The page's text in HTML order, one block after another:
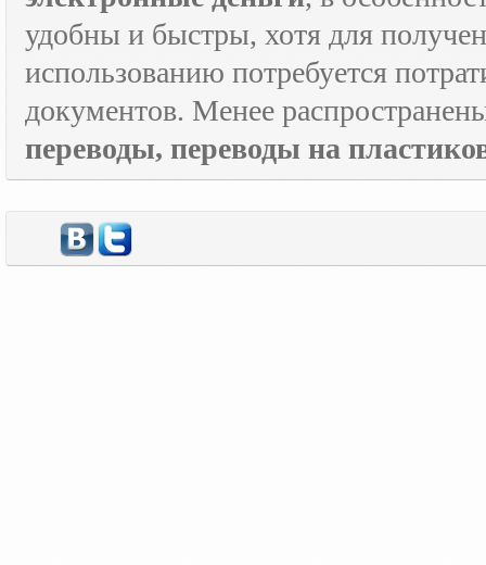
удобны и быстры, хотя для
использованию потребуется
документов. Менее
переводы, переводы на